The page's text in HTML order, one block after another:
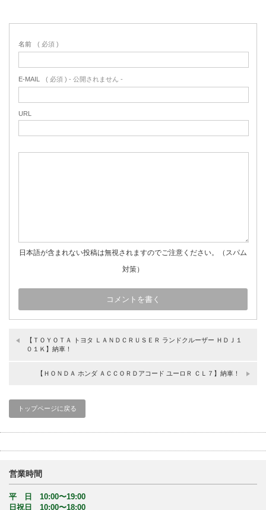
名前 ( 必須 )
E-MAIL ( 必須 ) - 公開されません -
URL
日本語が含まれない投稿は無視されますのでご注意ください。（スパム
対策）
【ＴＯＹＯＴＡ トヨタ ＬＡＮＤＣＲＵＳＥＲ ランドクルーザー ＨＤＪ１
０１Ｋ】納車！
【ＨＯＮＤＡ ホンダ ＡＣＣＯＲＤアコード ユーロＲ ＣＬ７】納車！
トップページに戻る
営業時間
平 日 10:00〜19:00
日祝日 10:00〜18:00